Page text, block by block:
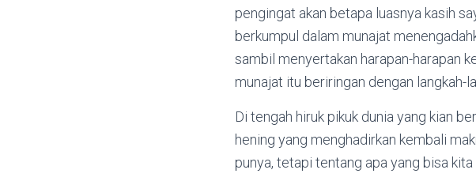
pengingat akan betapa luasnya kasih
berkumpul dalam munajat
sambil menyertakan harapan-harapan
munajat itu beriringan dengan langkah-
Di tengah hiruk pikuk dunia yang kian
hening yang menghadirkan kembali
punya, tetapi tentang apa yang bisa kita